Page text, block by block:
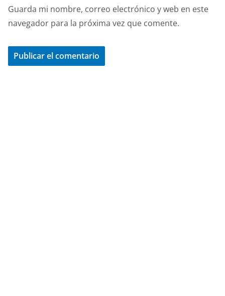
Guarda mi nombre, correo electrónico y web en este
navegador para la próxima vez que comente.